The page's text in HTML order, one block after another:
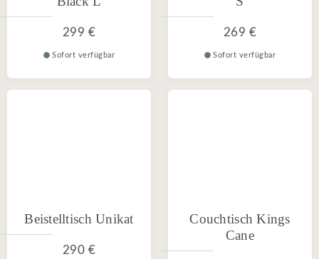
299 €
Sofort verfügbar
269 €
Sofort verfügbar
Beistelltisch Unikat
290 €
Couchtisch Kings
Cane